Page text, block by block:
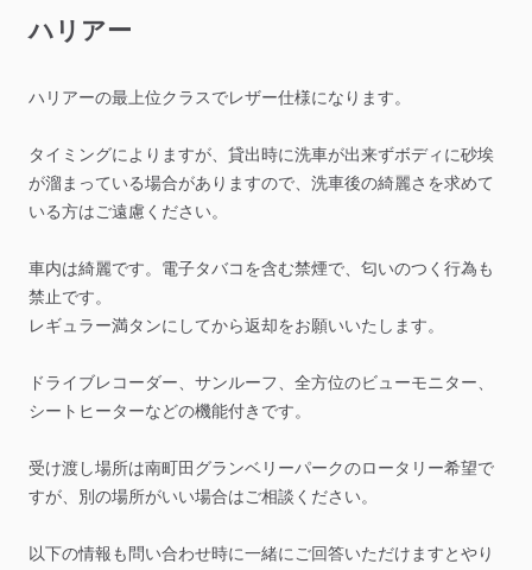
ハリアー
ハリアーの最上位クラスでレザー仕様になります。
タイミングによりますが、貸出時に洗車が出来ずボディに砂埃
が溜まっている場合がありますので、洗車後の綺麗さを求めて
いる方はご遠慮ください。
車内は綺麗です。電子タバコを含む禁煙で、匂いのつく行為も
禁止です。
レギュラー満タンにしてから返却をお願いいたします。
ドライブレコーダー、サンルーフ、全方位のビューモニター、
シートヒーターなどの機能付きです。
受け渡し場所は南町田グランベリーパークのロータリー希望で
すが、別の場所がいい場合はご相談ください。
以下の情報も問い合わせ時に一緒にご回答いただけますとやり